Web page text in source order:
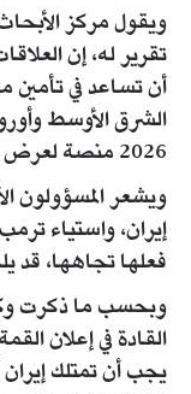
ويقول مركز
تقرير له، إن
أن تساعد في تأمين
الشرق الأوسط
2026 منصة لعرض هذه العلاقات.
ويشعر المسؤولون
إيران، واستياء
فعلها تجاهها، قد
وبحسب ما ذكرت
القادة في إعلان
يجب أن تمتلك إيران